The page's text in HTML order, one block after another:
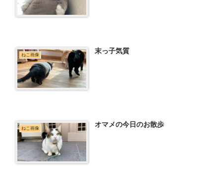
ねこ画像 末っ子気質
ねこ画像 オマメの今日のお散歩